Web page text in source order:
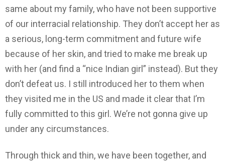
same about my family, who have not been supportive
of our interracial relationship. They don’t accept her as
a serious, long-term commitment and future wife
because of her skin, and tried to make me break up
with her (and find a “nice Indian girl” instead). But they
don’t defeat us. I still introduced her to them when
they visited me in the US and made it clear that I’m
fully committed to this girl. We’re not gonna give up
under any circumstances.
Through thick and thin, we have been together, and